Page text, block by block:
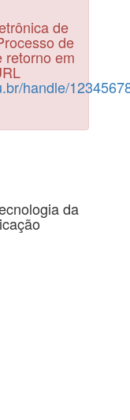
de
de
retorno em
handle/
da